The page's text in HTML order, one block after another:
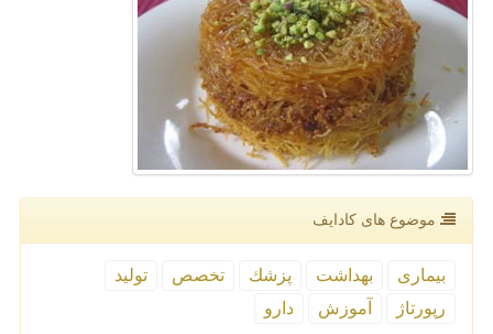
موضوع های كادایف
بیماری بهداشت پزشك تخصص
تولید
رپورتاژ
آموزش دارو